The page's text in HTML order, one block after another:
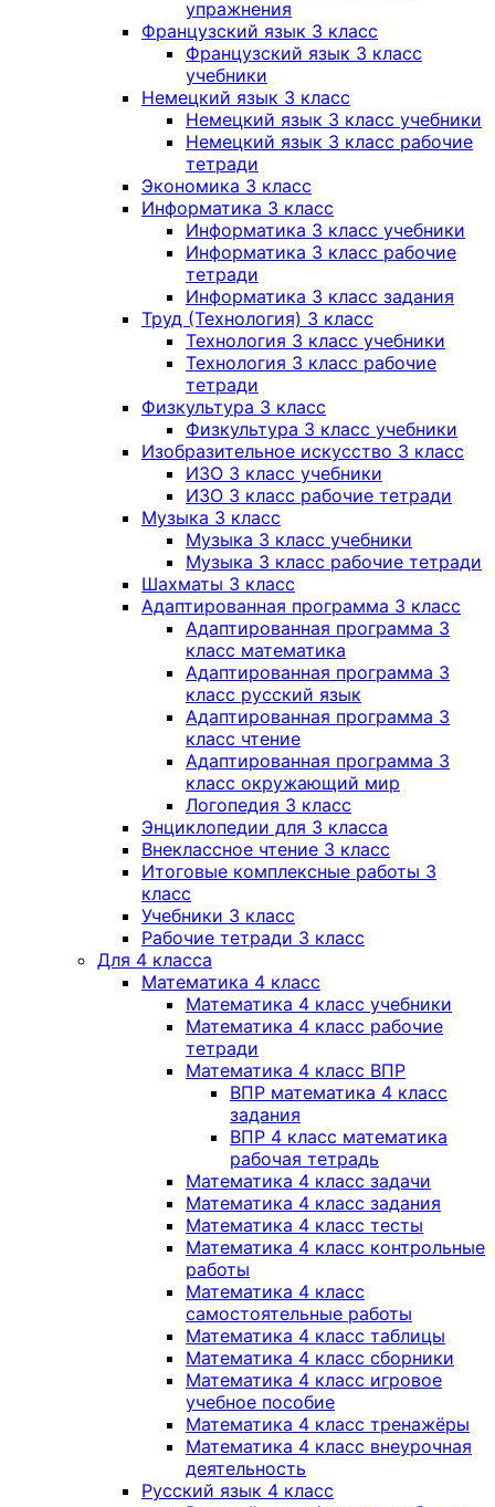
упражнения
Французский язык 3 класс
Французский язык 3 класс
учебники
Немецкий язык 3 класс
Немецкий язык 3 класс учебники
Немецкий язык 3 класс рабочие
тетради
Экономика 3 класс
Информатика 3 класс
Информатика 3 класс учебники
Информатика 3 класс рабочие
тетради
Информатика 3 класс задания
Труд (Технология) 3 класс
Технология 3 класс учебники
Технология 3 класс рабочие
тетради
Физкультура 3 класс
Физкультура 3 класс учебники
Изобразительное искусство 3 класс
ИЗО 3 класс учебники
ИЗО 3 класс рабочие тетради
Музыка 3 класс
Музыка 3 класс учебники
Музыка 3 класс рабочие тетради
Шахматы 3 класс
Адаптированная программа 3 класс
Адаптированная программа 3
класс математика
Адаптированная программа 3
класс русский язык
Адаптированная программа 3
класс чтение
Адаптированная программа 3
класс окружающий мир
Логопедия 3 класс
Энциклопедии для 3 класса
Внеклассное чтение 3 класс
Итоговые комплексные работы 3
класс
Учебники 3 класс
Рабочие тетради 3 класс
Для 4 класса
Математика 4 класс
Математика 4 класс учебники
Математика 4 класс рабочие
тетради
Математика 4 класс ВПР
ВПР математика 4 класс
задания
ВПР 4 класс математика
рабочая тетрадь
Математика 4 класс задачи
Математика 4 класс задания
Математика 4 класс тесты
Математика 4 класс контрольные
работы
Математика 4 класс
самостоятельные работы
Математика 4 класс таблицы
Математика 4 класс сборники
Математика 4 класс игровое
учебное пособие
Математика 4 класс тренажёры
Математика 4 класс внеурочная
деятельность
Русский язык 4 класс